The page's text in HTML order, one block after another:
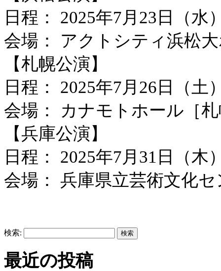
日程： 2025年7月23日（水
会場： アクトシティ浜松
【札幌公演】
日程： 2025年7月26日（土
会場： カナモトホール［
【兵庫公演】
日程： 2025年7月31日（木
会場： 兵庫県立芸術文化
検索:
最近の投稿